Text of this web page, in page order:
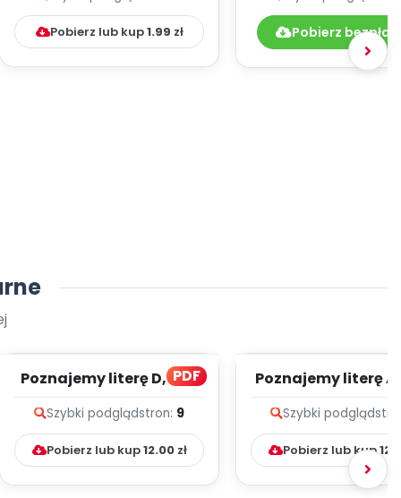
Pobierz lub kup1.99 zł Pobierz
PDF
Poznajemy literę D, cz. 1
Szybki podglądstron: 9
Pobierz lub kup12.00zł
Poznajemy literę A,
Szybki podgląd
Pobierz lub kup